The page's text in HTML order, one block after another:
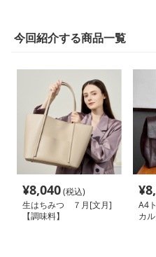
今回紹介する商品一覧
¥8,040(税込)
生はちみつ ７月[文月]
【調味料】
¥
A4
カ